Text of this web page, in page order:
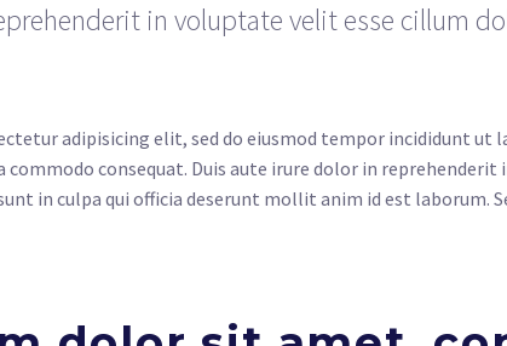
in voluptate velit esse cillum
adipisicing elit, sed do eiusmod tempor incididunt ut
commodo consequat. Duis aute irure dolor in
in culpa qui officia deserunt mollit anim id est laborum.